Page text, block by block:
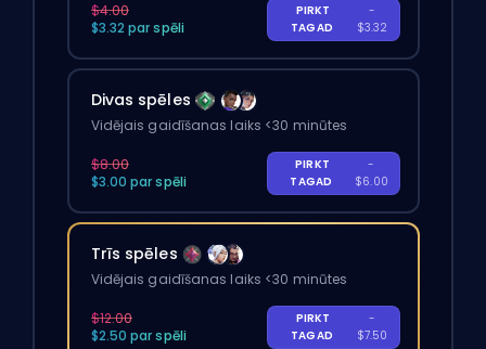
$4.00
$3.32 par spēli
PIRKT
TAGAD
-
$3.32
Divas spēles
Vidējais gaidīšanas laiks <30 minūtes
$8.00
$3.00 par spēli
PIRKT
TAGAD
-
$6.00
Trīs spēles
Vidējais gaidīšanas laiks <30 minūtes
$12.00
$2.50 par spēli
PIRKT
TAGAD
-
$7.50